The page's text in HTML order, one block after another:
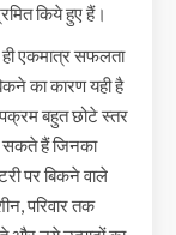
किये हुए हैं।
एकमात्र सफलता
का कारण यही है
बहुत छोटे स्तर
सकते हैं जिनका
पर बिकने वाले
परिवार तक